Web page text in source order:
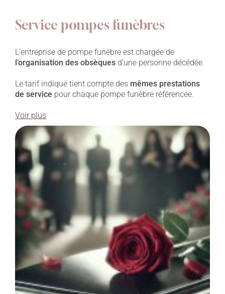
Service pompes funèbres
L’entreprise de pompe funèbre est chargée de
l’organisation des obsèques d’une personne décédée.
Le tarif indiqué tient compte des mêmes prestations
de service pour chaque pompe funèbre référencée.
Voir plus